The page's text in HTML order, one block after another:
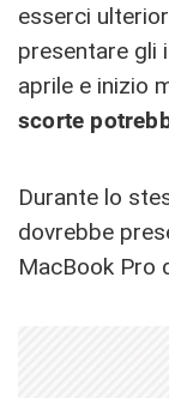
esserci
presentare gli
aprile e inizio
scorte
Durante lo
dovrebbe
MacBook Pro